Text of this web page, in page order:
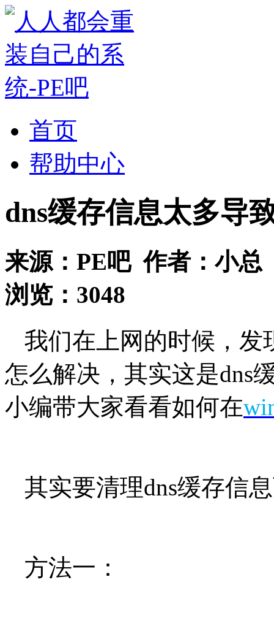
首页
帮助中心
dns缓存信息太多导
来源： PE吧作者：小总
浏览： 3048
我们在上网的时候，发
怎么解决，其实这是dns
小编带大家看看如何在
其实要清理dns缓存信
方法一：